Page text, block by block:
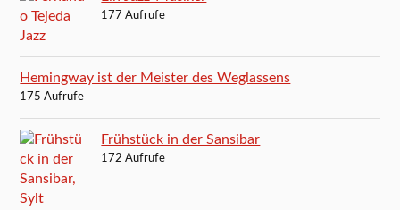
177 Aufrufe
Hemingway ist der Meister des Weglassens
175 Aufrufe
Frühstück in der Sansibar
172 Aufrufe